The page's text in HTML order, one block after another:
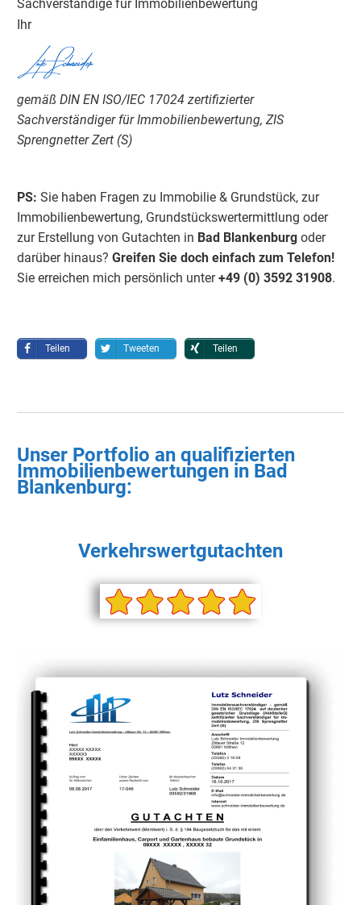
Sachverständige für Immobilienbewertung
Ihr
Lutz Schneider
gemäß DIN EN ISO/IEC 17024 zertifizierter
Sachverständiger für Immobilienbewertung, ZIS
Sprengnetter Zert (S)
PS: Sie haben Fragen zu Immobilie & Grundstück, zur
Immobilienbewertung, Grundstückswertermittlung oder
zur Erstellung von Gutachten in Bad Blankenburg oder
darüber hinaus? Greifen Sie doch einfach zum Telefon!
Sie erreichen mich persönlich unter+49 (0) 3592 31908.
Teilen Tweeten Teilen
Unser Portfolio an qualifizierten
Immobilienbewertungen in Bad
Blankenburg:
Verkehrswertgutachten